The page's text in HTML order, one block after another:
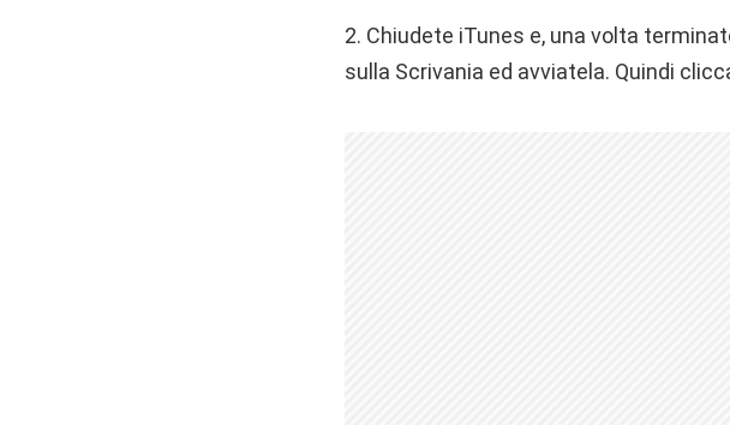
2. Chiudete iTunes e, una volta
sulla Scrivania ed avviatela. Quindi